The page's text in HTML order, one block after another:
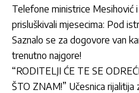
Telefone ministrice Mesihović
prisluškivali mjesecima: Pod
Saznalo se za dogovore van
trenutno najgore!
“RODITELJI ĆE TE SE
ŠTO ZNAM!” Učesnica